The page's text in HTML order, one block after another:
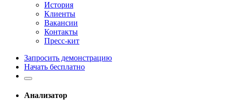
История
Клиенты
Вакансии
Контакты
Пресс-кит
Запросить демонстрацию
Начать бесплатно
Анализатор